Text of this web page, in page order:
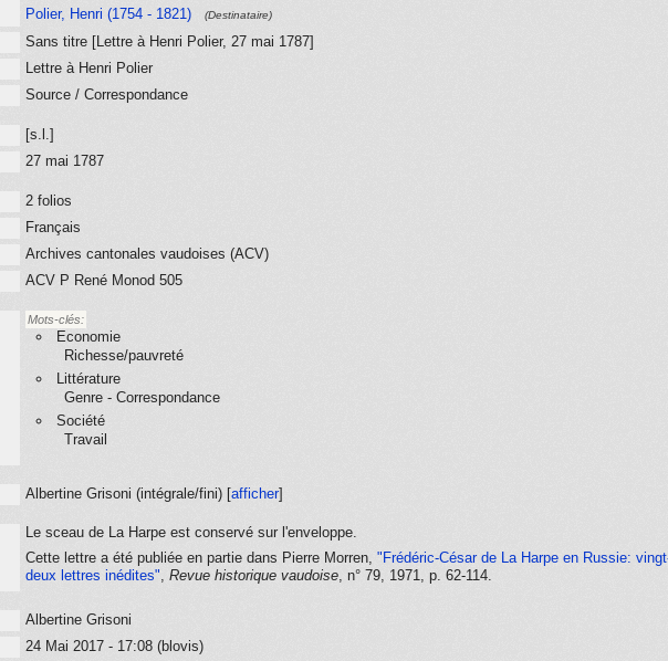
Polier, Henri (1754 - 1821) (Destinataire)
Sans titre [Lettre à Henri Polier, 27 mai 1787]
Lettre à Henri Polier
Source / Correspondance
[s.l.]
27 mai 1787
2 folios
Français
Archives cantonales vaudoises (ACV)
ACV P René Monod 505
Mots-clés:
Economie
Richesse/pauvreté
Littérature
Genre - Correspondance
Société
Travail
Albertine Grisoni (intégrale/fini) [afficher]
Le sceau de La Harpe est conservé sur l'enveloppe.
Cette lettre a été publiée en partie dans Pierre Morren, "Frédéric-César de La Harpe en Russie:
deux lettres inédites" Revue historique vaudoise , n° 79, 1971, p. 62-114.
Albertine Grisoni
24 Mai 2017 - 17:08 (blovis)